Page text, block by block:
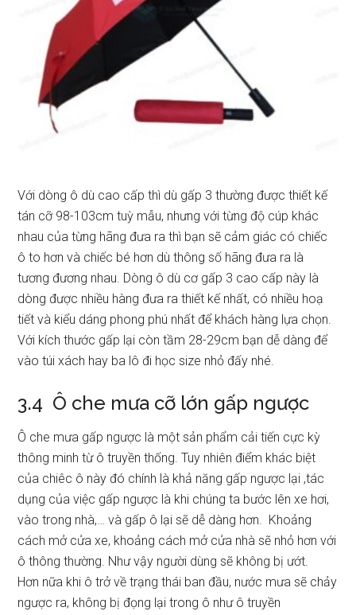
Với dòng ô dù cao cấp thì dù gấp 3 thường được thiết kế
tán cỡ 98-103cm tuỳ mẫu, nhưng với từng độ cúp khác
nhau của từng hãng đưa ra thì bạn sẽ cảm giác có chiếc
ô to hơn và chiếc bé hơn dù thông số hãng đưa ra là
tương đương nhau. Dòng ô dù cơ gấp 3 cao cấp này là
dòng được nhiều hàng đưa ra thiết kế nhất, có nhiều hoạ
tiết và kiểu dáng phong phú nhất để khách hàng lựa chọn.
Với kích thước gấp lại còn tầm 28-29cm bạn dễ dàng để
vào túi xách hay ba lô đi học size nhỏ đấy nhé.
3.4 Ô che mưa cỡ lớn gấp ngược
Ô che mưa gấp ngược là một sản phẩm cải tiến cực kỳ
thông minh từ ô truyền thống. Tuy nhiên điểm khác biệt
của chiêc ô này đó chính là khả năng gấp ngược lại ,tác
dụng của việc gấp ngược là khi chúng ta bước lên xe hơi,
vào trong nhà,… và gấp ô lại sẽ dễ dàng hơn. Khoảng
cách mở cửa xe, khoảng cách mở cửa nhà sẽ nhỏ hơn với
ô thông thường. Như vậy người dùng sẽ không bị ướt.
Hơn nữa khi ô trở về trạng thái ban đầu, nước mưa sẽ chảy
ngược ra, không bị đọng lại trong ô như ô truyền